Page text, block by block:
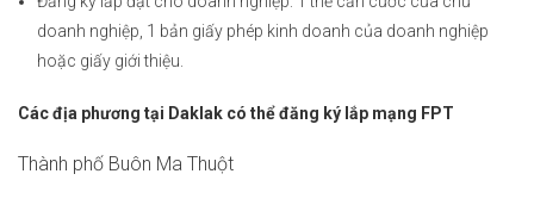
doanh nghiệp, 1 bản giấy phép kinh doanh của doanh nghiệp
hoặc giấy giới thiệu.
Các địa phương tại Daklak có thể đăng ký lắp mạng FPT
Thành phố Buôn Ma Thuột